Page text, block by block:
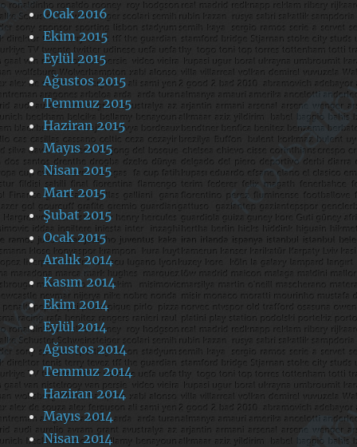
Ocak 2016
Ekim 2015
Eylül 2015
Ağustos 2015
Temmuz 2015
Haziran 2015
Mayıs 2015
Nisan 2015
Mart 2015
Şubat 2015
Ocak 2015
Aralık 2014
Kasım 2014
Ekim 2014
Eylül 2014
Ağustos 2014
Temmuz 2014
Haziran 2014
Mayıs 2014
Nisan 2014